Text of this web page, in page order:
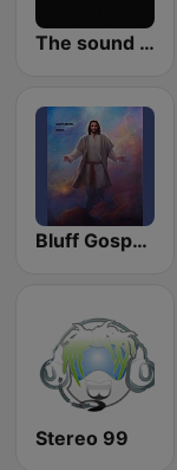
The sound of the Carebbean
Bluff Gospel Radio
Stereo 99